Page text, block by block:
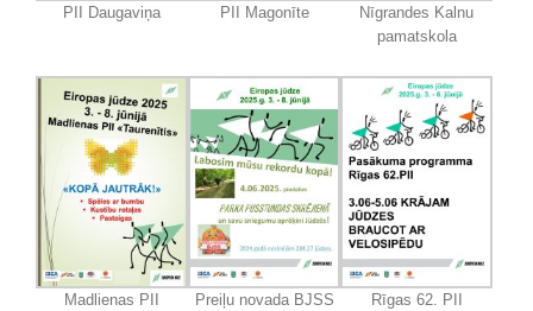
PII Daugaviņa PII Magonīte
Nīgrandes Kalnu
pamatskola
Madlienas PII
Preiļu novada BJSS Rīgas 62. PII